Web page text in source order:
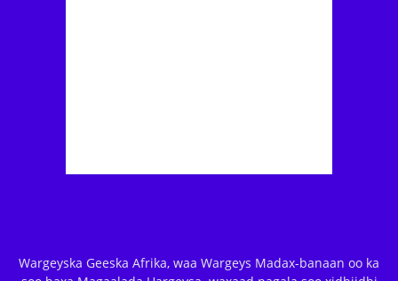
Wargeyska Geeska Afrika, waa Wargeys Madax-banaan oo ka